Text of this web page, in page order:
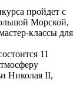
пройдет с
Морской,
классы для
11
Николая II,